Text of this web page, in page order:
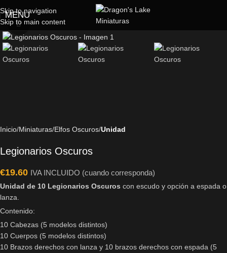
Skip to navigation
Skip to main content
MENU
Click to enlarge
Inicio Miniaturas Elfos Oscuros Unidad
Legionarios Oscuros
€19.60 IVA INCLUIDO (cuando corresponda)
Unidad de 10 Legionarios Oscuros con escudo y opción a espada o
lanza.
Contenido:
10 Cabezas (5 modelos distintos)
10 Cuerpos (5 modelos distintos)
10 Brazos derechos con lanza y 10 brazos derechos con espada (5